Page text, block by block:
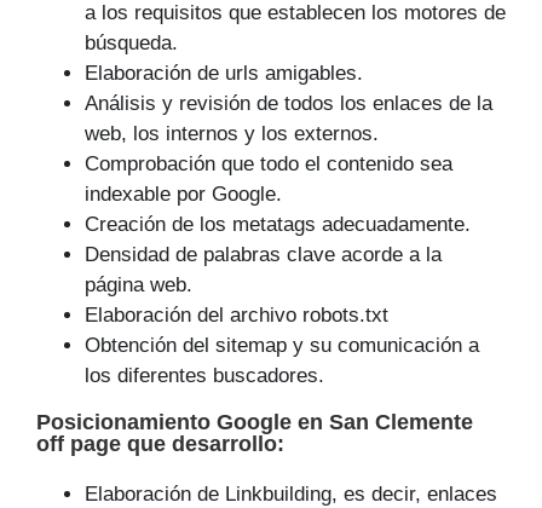
a los requisitos que establecen los motores de
búsqueda.
Elaboración de urls amigables.
Análisis y revisión de todos los enlaces de la
web, los internos y los externos.
Comprobación que todo el contenido sea
indexable por Google.
Creación de los metatags adecuadamente.
Densidad de palabras clave acorde a la
página web.
Elaboración del archivo robots.txt
Obtención del sitemap y su comunicación a
los diferentes buscadores.
Posicionamiento Google en San Clemente
off page que desarrollo:
Elaboración de Linkbuilding, es decir, enlaces